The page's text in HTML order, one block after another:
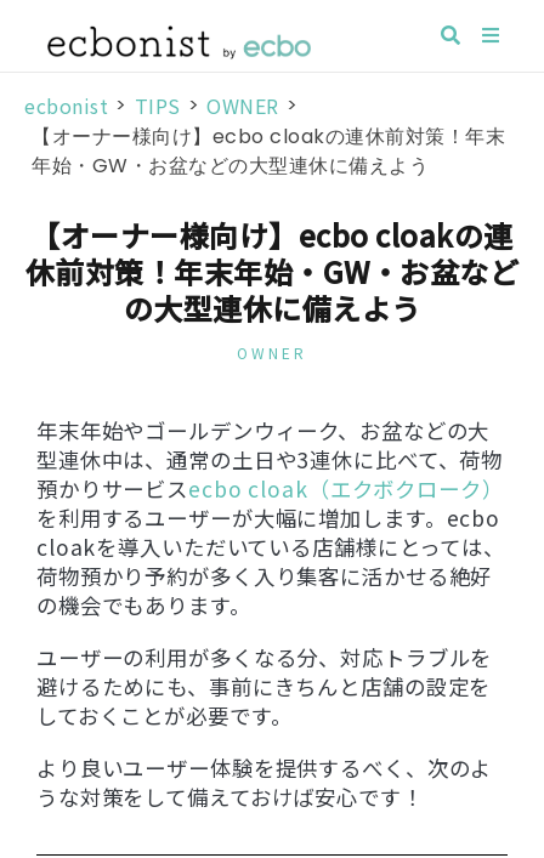
ecbonist > TIPS > OWNER >
【オーナー様向け】ecbo cloakの連休前対策！年末
年始・GW・お盆などの大型連休に備えよう
【オーナー様向け】ecbo cloakの連
休前対策！年末年始・GW・お盆など
の大型連休に備えよう
OWNER
年末年始やゴールデンウィーク、お盆などの大
型連休中は、通常の土日や3連休に比べて、荷物
預かりサービスecbo cloak（エクボクローク）
を利用するユーザーが大幅に増加します。ecbo
cloakを導入いただいている店舗様にとっては、
荷物預かり予約が多く入り集客に活かせる絶好
の機会でもあります。
ユーザーの利用が多くなる分、対応トラブルを
避けるためにも、事前にきちんと店舗の設定を
しておくことが必要です。
より良いユーザー体験を提供するべく、次のよ
うな対策をして備えておけば安心です！